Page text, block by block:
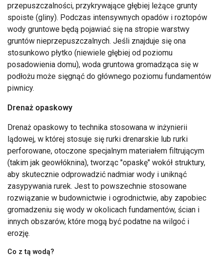
przepuszczalności, przykrywające głębiej leżące grunty
spoiste (gliny). Podczas intensywnych opadów i roztopów
wody gruntowe będą pojawiać się na stropie warstwy
gruntów nieprzepuszczalnych. Jeśli znajduje się ona
stosunkowo płytko (niewiele głębiej od poziomu
posadowienia domu), woda gruntowa gromadząca się w
podłożu może sięgnąć do głównego poziomu fundamentów
piwnicy.
Drenaż opaskowy
Drenaż opaskowy to technika stosowana w inżynierii
lądowej, w której stosuje się rurki drenarskie lub rurki
perforowane, otoczone specjalnym materiałem filtrującym
(takim jak geowłóknina), tworząc "opaskę" wokół struktury,
aby skutecznie odprowadzić nadmiar wody i uniknąć
zasypywania rurek. Jest to powszechnie stosowane
rozwiązanie w budownictwie i ogrodnictwie, aby zapobiec
gromadzeniu się wody w okolicach fundamentów, ścian i
innych obszarów, które mogą być podatne na wilgoć i
erozję.
Co z tą wodą?